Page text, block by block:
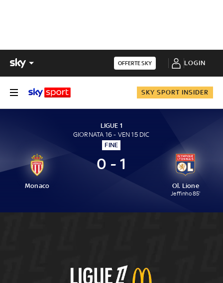
OFFERTE SKY LOGIN
SKY SPORT INSIDER
LIGUE 1
GIORNATA 16 - VEN 15 DIC
FINE
Monaco
0 - 1
Ol. Lione
Jeffinho 85'